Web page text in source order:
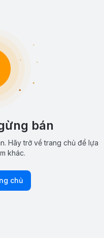
bán
Hãy trở về trang chủ để lựa
khác.
chủ